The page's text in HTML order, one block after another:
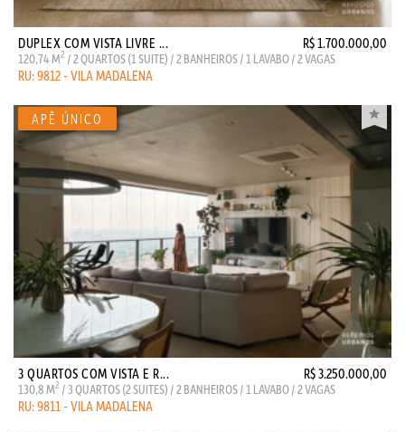
DUPLEX COM VISTA LIVRE ... R$ 1.700.000,00
120,74 M2 / 2 QUARTOS (1 SUITE) / 2 BANHEIROS / 1 LAVABO / 2 VAGAS
RU: 9812 - VILA MADALENA
3 QUARTOS COM VISTA E R... R$ 3.250.000,00
130,8 M2 / 3 QUARTOS (2 SUITES) / 2 BANHEIROS / 1 LAVABO / 2 VAGAS
RU: 9811 - VILA MADALENA